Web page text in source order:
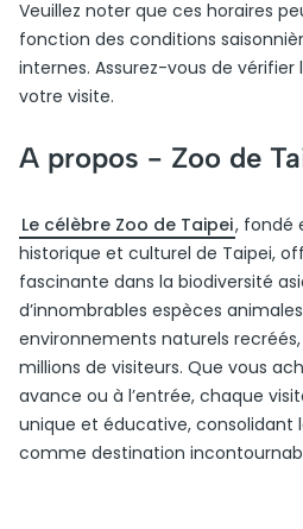
Veuillez noter que ces horaires
fonction des conditions
internes. Assurez-vous de vérifier
votre visite.
A propos - Zoo de
Le célèbre Zoo de Taipei, fondé
historique et culturel de Taipei,
fascinante dans la biodiversité
d’innombrables espèces
environnements naturels
millions de visiteurs. Que vous
avance ou à l’entrée, chaque
unique et éducative, consolidant
comme destination